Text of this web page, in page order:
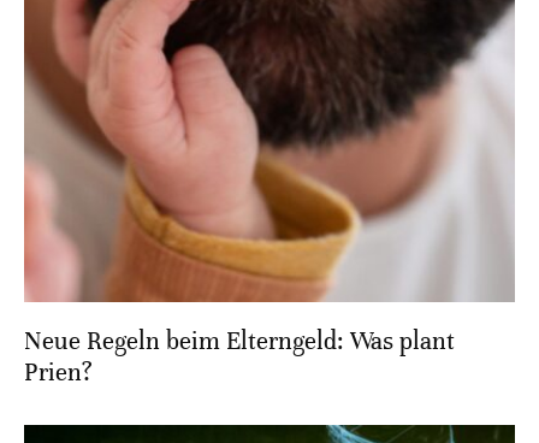
Neue Regeln beim Elterngeld: Was plant
Prien?